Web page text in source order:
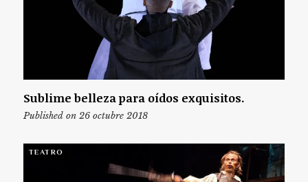
Sublime belleza para oídos exquisitos.
Published on 26 octubre 2018
TEATRO